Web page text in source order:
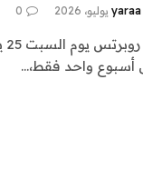
yaraa
0
أسبوع واحد فقط،…